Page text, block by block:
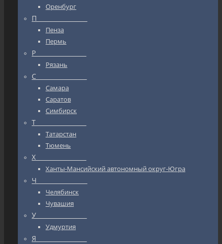
Оренбург
П_________________
Пенза
Пермь
Р_________________
Рязань
С_________________
Самара
Саратов
Симбирск
Т_________________
Татарстан
Тюмень
Х_________________
Ханты-Мансийский автономный округ-Югра
Ч_________________
Челябинск
Чувашия
У_________________
Удмуртия
Я_________________